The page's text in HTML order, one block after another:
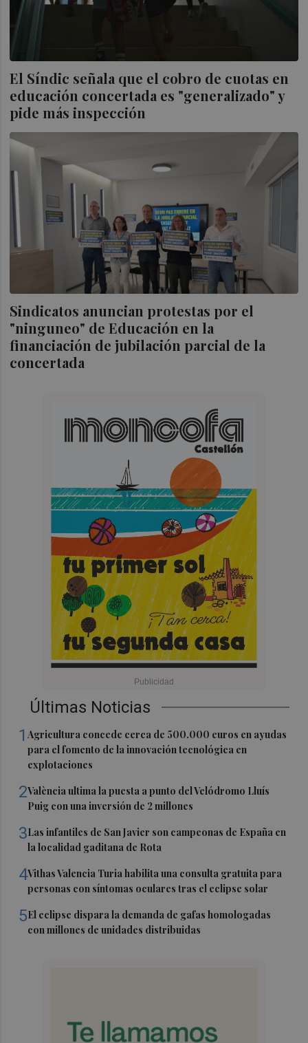
El Síndic señala que el cobro de cuotas en
educación concertada es "generalizado" y
pide más inspección
Sindicatos anuncian protestas por el
"ninguneo" de Educación en la
financiación de jubilación parcial de la
concertada
Últimas Noticias
1Agricultura concede cerca de 500.000 euros en ayudas
para el fomento de la innovación tecnológica en
explotaciones
2València ultima la puesta a punto del Velódromo Lluís
Puig con una inversión de 2 millones
3Las infantiles de San Javier son campeonas de España en
la localidad gaditana de Rota
4Vithas Valencia Turia habilita una consulta gratuita para
personas con síntomas oculares tras el eclipse solar
5El eclipse dispara la demanda de gafas homologadas
con millones de unidades distribuidas